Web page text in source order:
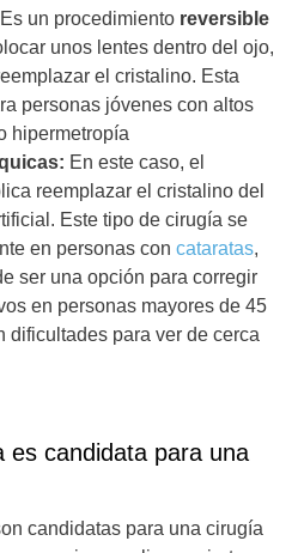
Es un procedimiento reversible
unos lentes dentro del ojo,
el cristalino. Esta
personas jóvenes con altos
hipermetropía
En este caso, el
reemplazar el cristalino del
Este tipo de cirugía se
en personas con cataratas,
ser una opción para corregir
en personas mayores de 45
dificultades para ver de cerca
es candidata para una
candidatas para una cirugía